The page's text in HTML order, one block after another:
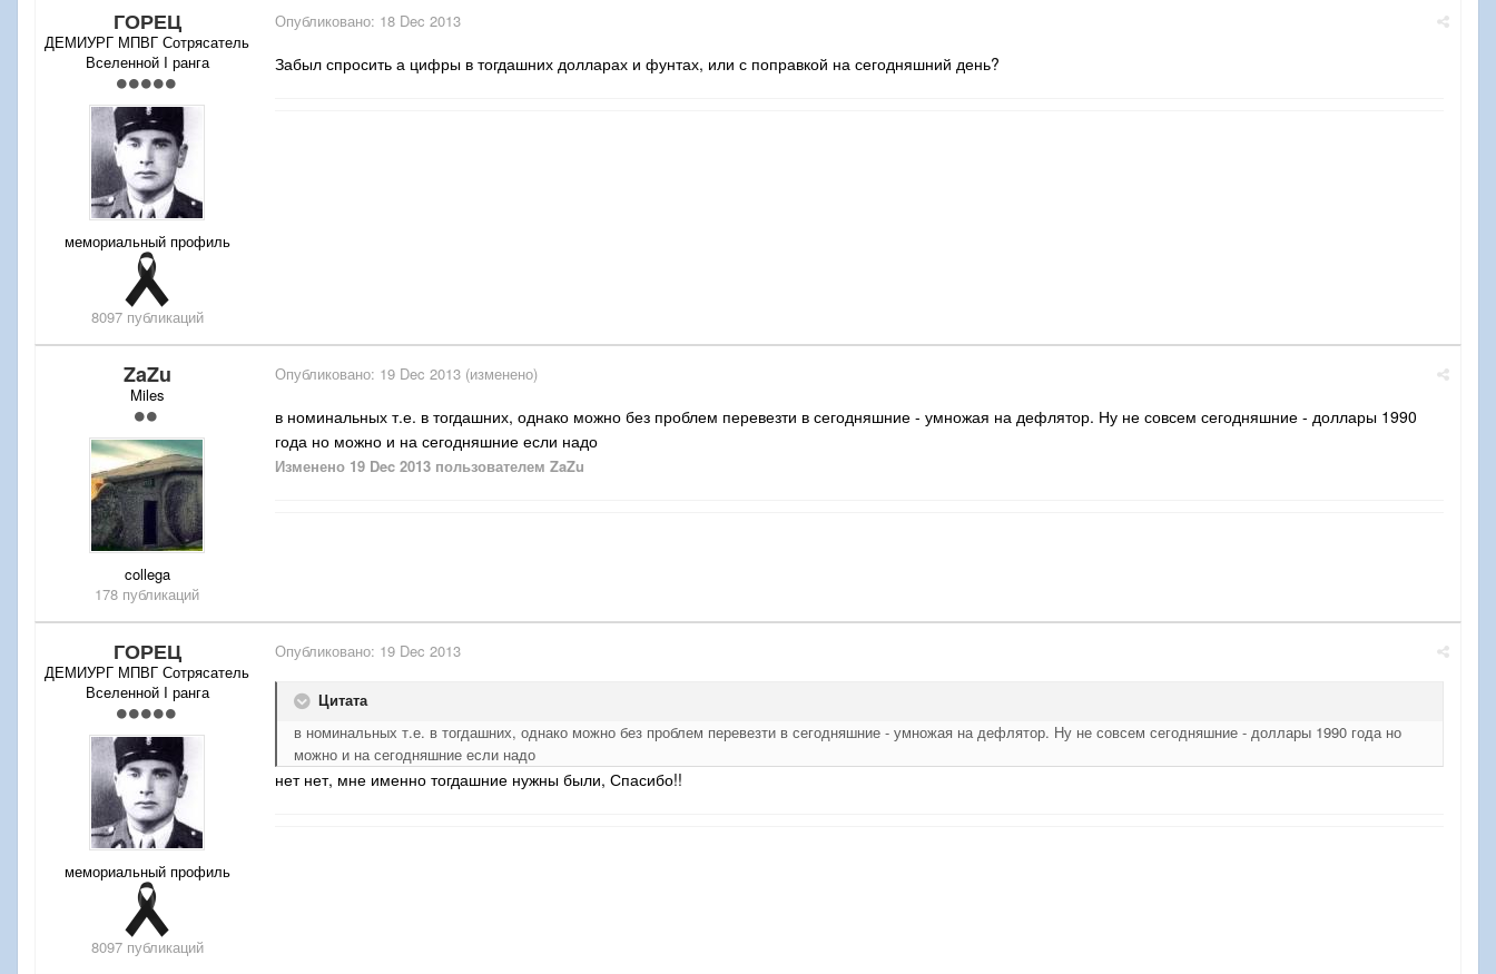
ГОРЕЦ
ДЕМИУРГ МПВГ Сотрясатель
Вселенной I ранга
мемориальный профиль
8097 публикаций
Опубликовано: 18 Dec 2013
Забыл спросить а цифры в тогдашних долларах и фунтах, или с поправкой на сегодняшний день?
ZaZu
Miles
collega
178 публикаций
Опубликовано: 19 Dec 2013 (изменено)
в номинальных т.е. в тогдашних, однако можно без проблем перевезти в сегодняшние - умножая на дефлятор. Ну не совсем сегодняшние - доллары 1990
года но можно и на сегодняшние если надо
Изменено 19 Dec 2013 пользователем ZaZu
ГОРЕЦ
ДЕМИУРГ МПВГ Сотрясатель
Вселенной I ранга
мемориальный профиль
8097 публикаций
Опубликовано: 19 Dec 2013
Цитата
в номинальных т.е. в тогдашних, однако можно без проблем перевезти в сегодняшние - умножая на дефлятор. Ну не совсем сегодняшние - доллары 1990 года но
можно и на сегодняшние если надо
нет нет, мне именно тогдашние нужны были, Спасибо!!